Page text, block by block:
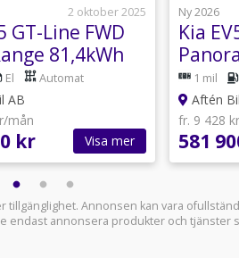
2 oktober 2025
GT-Line FWD
81,4kWh
El Automat
AB
mån
kr Visa mer
Ny 2026
Kia
Edition
1 mil
Aftén
fr. 9 428
581
Annonsen kan vara
endast annonsera produkter och tjänster